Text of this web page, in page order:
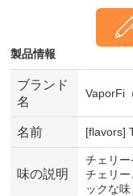
製品情報
ブランド
名
VaporFi
名前 [flavors]
味の説明
チェリ
チェリ
ックな味